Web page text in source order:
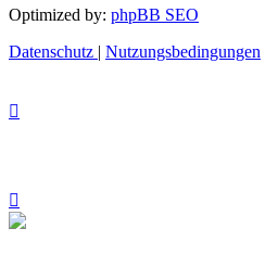
Optimized by: phpBB SEO
Datenschutz | Nutzungsbedingungen